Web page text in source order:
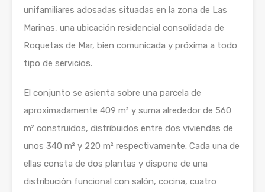
unifamiliares adosadas situadas en la zona de Las
Marinas, una ubicación residencial consolidada de
Roquetas de Mar, bien comunicada y próxima a todo
tipo de servicios.
El conjunto se asienta sobre una parcela de
aproximadamente 409 m² y suma alrededor de 560
m² construidos, distribuidos entre dos viviendas de
unos 340 m² y 220 m² respectivamente. Cada una de
ellas consta de dos plantas y dispone de una
distribución funcional con salón, cocina, cuatro